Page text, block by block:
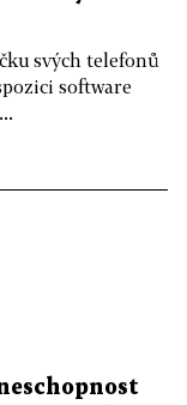
svých telefonů
software